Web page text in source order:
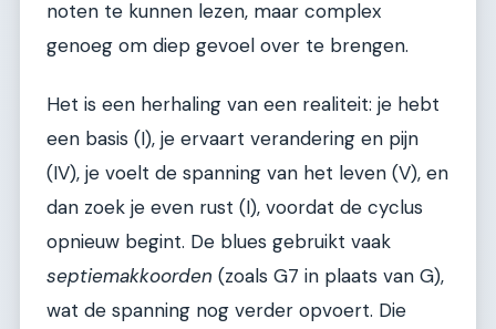
noten te kunnen lezen, maar complex
genoeg om diep gevoel over te brengen.
Het is een herhaling van een realiteit: je hebt
een basis (I), je ervaart verandering en pijn
(IV), je voelt de spanning van het leven (V), en
dan zoek je even rust (I), voordat de cyclus
opnieuw begint. De blues gebruikt vaak
septiemakkoorden (zoals G7 in plaats van G),
wat de spanning nog verder opvoert. Die